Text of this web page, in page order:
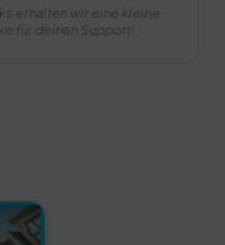
erhalten wir eine kleine
für deinen Support!